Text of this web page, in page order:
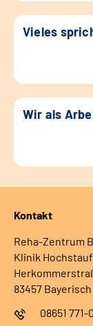
Vieles
Wir als
Kontakt
Reha-Zentrum
Klinik
83457
08651 771-0